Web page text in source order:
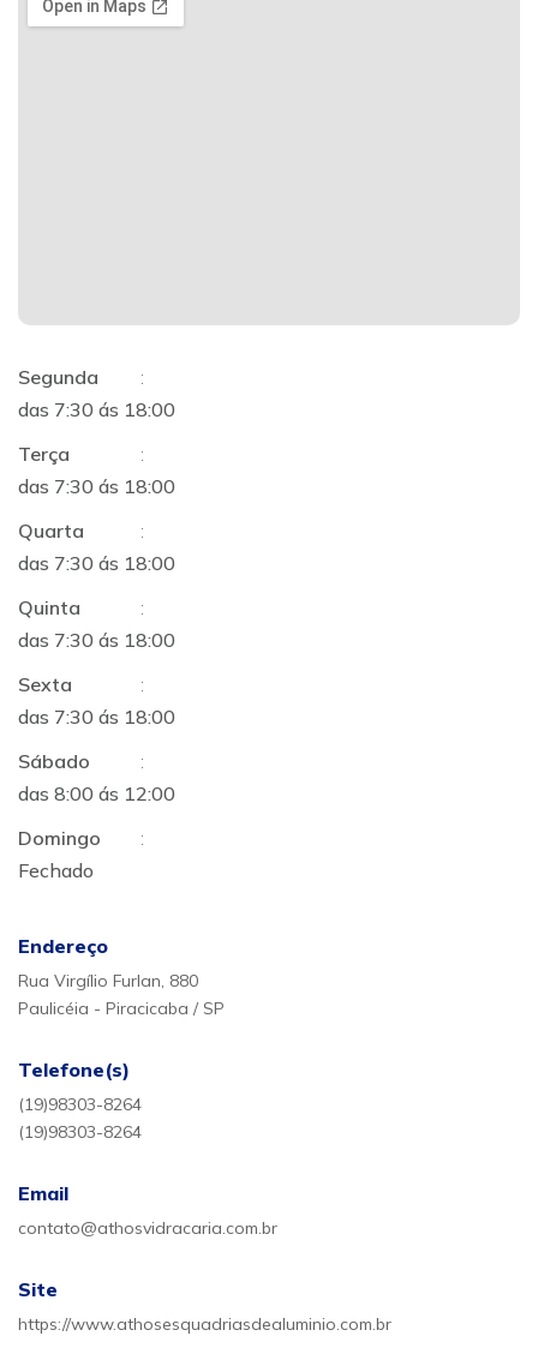
Segunda
:
das 7:30 ás 18:00
Terça
:
das 7:30 ás 18:00
Quarta
:
das 7:30 ás 18:00
Quinta
:
das 7:30 ás 18:00
Sexta
:
das 7:30 ás 18:00
Sábado
:
das 8:00 ás 12:00
Domingo
:
Fechado
Endereço
Rua Virgílio Furlan, 880
Paulicéia - Piracicaba / SP
Telefone(s)
(19)98303-8264
(19)98303-8264
Email
contato@athosvidracaria.com.br
Site
https://www.athosesquadriasdealuminio.com.br